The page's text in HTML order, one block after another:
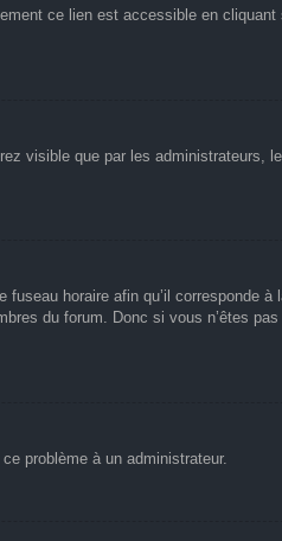
ce lien est accessible en cliquant
visible que par les administrateurs,
fuseau horaire afin qu’il corresponde à
du forum. Donc si vous n’êtes pas
problème à un administrateur.